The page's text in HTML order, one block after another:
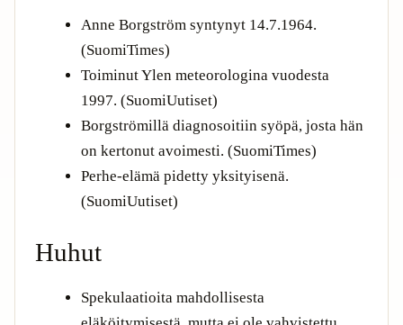
Anne Borgström syntynyt 14.7.1964.
(SuomiTimes)
Toiminut Ylen meteorologina vuodesta
1997. (SuomiUutiset)
Borgströmillä diagnosoitiin syöpä, josta hän
on kertonut avoimesti. (SuomiTimes)
Perhe-elämä pidetty yksityisenä.
(SuomiUutiset)
Huhut
Spekulaatioita mahdollisesta